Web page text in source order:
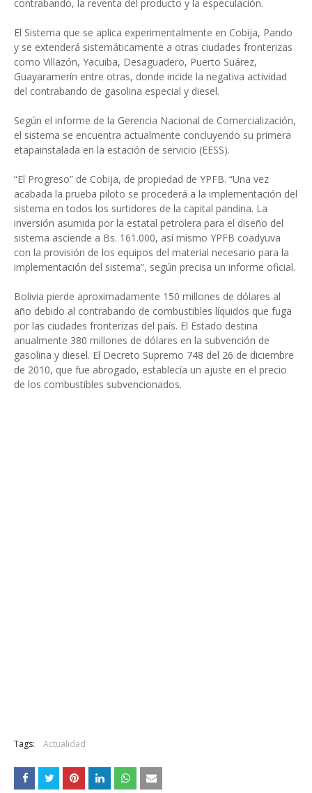
contrabando, la reventa del producto y la especulación.
El Sistema que se aplica experimentalmente en Cobija, Pando
y se extenderá sistemáticamente a otras ciudades fronterizas
como Villazón, Yacuiba, Desaguadero, Puerto Suárez,
Guayaramerín entre otras, donde incide la negativa actividad
del contrabando de gasolina especial y diesel.
Según el informe de la Gerencia Nacional de Comercialización,
el sistema se encuentra actualmente concluyendo su primera
etapainstalada en la estación de servicio (EESS).
“El Progreso” de Cobija, de propiedad de YPFB. “Una vez
acabada la prueba piloto se procederá a la implementación del
sistema en todos los surtidores de la capital pandina. La
inversión asumida por la estatal petrolera para el diseño del
sistema asciende a Bs. 161.000, así mismo YPFB coadyuva
con la provisión de los equipos del material necesario para la
implementación del sistema”, según precisa un informe oficial.
Bolivia pierde aproximadamente 150 millones de dólares al
año debido al contrabando de combustibles líquidos que fuga
por las ciudades fronterizas del país. El Estado destina
anualmente 380 millones de dólares en la subvención de
gasolina y diesel. El Decreto Supremo 748 del 26 de diciembre
de 2010, que fue abrogado, establecía un ajuste en el precio
de los combustibles subvencionados.
Tags: Actualidad